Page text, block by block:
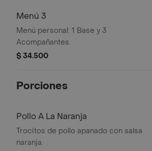
Menú 3
Menú personal: 1 Base y 3
Acompañantes.
$ 34.500
Porciones
Pollo A La Naranja
Trocitos de pollo apanado con salsa
naranja.